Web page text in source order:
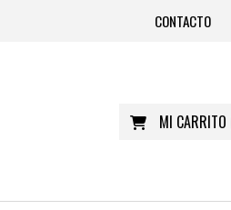
CONTACTO
MI CARRITO